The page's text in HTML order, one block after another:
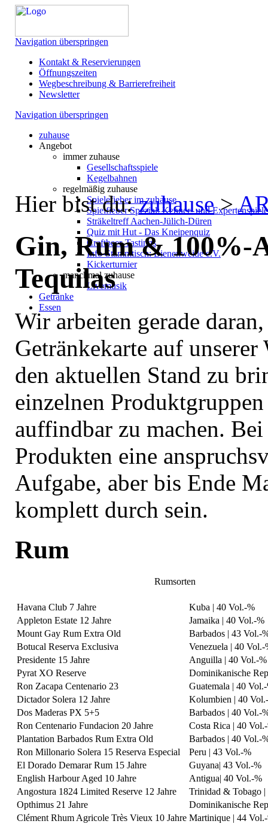
Navigation überspringen
Kontakt & Reservierungen
Öffnungszeiten
Wegbeschreibung & Barrierefreiheit
Newsletter
Navigation überspringen
zuhause
Angebot
immer zuhause
Gesellschaftsspiele
Kegelbahnen
regelmäßig zuhause
Spielefieber im zuhause
Spielfieber Spezial: Kenner- und
Sträkeltreff Aachen-Jülich-Düren
Quiz mit Hut - Das Kneipenquiz
Craftbeer-Tastings
Info-Stammtisch: Bienenweide e.V.
Kickerturnier
manchmal zuhause
Livemusik
Getränke
Essen
Hier bist du:zuhause>
Gin, Rum & 100%-
Tequilas
Wir arbeiten gerade
Getränkekarte auf unserer
den aktuellen Stand zu
einzelnen Produktgruppen
auffindbar zu machen.
Produkten eine
Aufgabe, aber bis Ende
komplett durch sein.
Rum
Rumsorten
Havana Club 7 Jahre
Kuba | 40 Vol.-%
Appleton Estate 12 Jahre
Jamaika | 40 Vol.-%
Mount Gay Rum Extra Old
Barbados | 43 Vol.-
Botucal Reserva Exclusiva
Venezuela | 40 Vol.-
Presidente 15 Jahre
Anguilla | 40 Vol.-%
Pyrat XO Reserve
Dominikanische
Ron Zacapa Centenario 23
Guatemala | 40
Dictador Solera 12 Jahre
Kolumbien | 40
Dos Maderas PX 5+5
Barbados | 40 Vol.-
Ron Centenario Fundacion 20 Jahre
Costa Rica | 40
Plantation Barbados Rum Extra Old
Barbados | 40 Vol.-
Ron Millonario Solera 15 Reserva Especial
Peru | 43 Vol.-%
El Dorado Demarar Rum 15 Jahre
Guyana| 43 Vol.-%
English Harbour Aged 10 Jahre
Antigua| 40 Vol.-%
Angostura 1824 Limited Reserve 12 Jahre
Trinidad & Tobago
Opthimus 21 Jahre
Dominikanische
Clément Rhum Agricole Très Vieux 10 Jahre Martinique | 44